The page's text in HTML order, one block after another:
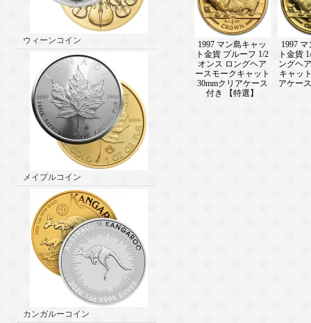
ウィーンコイン
メイプルコイン
カンガルーコイン
1997 マン島キャッ
ト金貨 プルーフ 1/2
オンス ロングヘア
ースモークキャット
30mmクリアケース
付き 【特選】
1997
ト金貨
ングヘ
キャッ
アケー